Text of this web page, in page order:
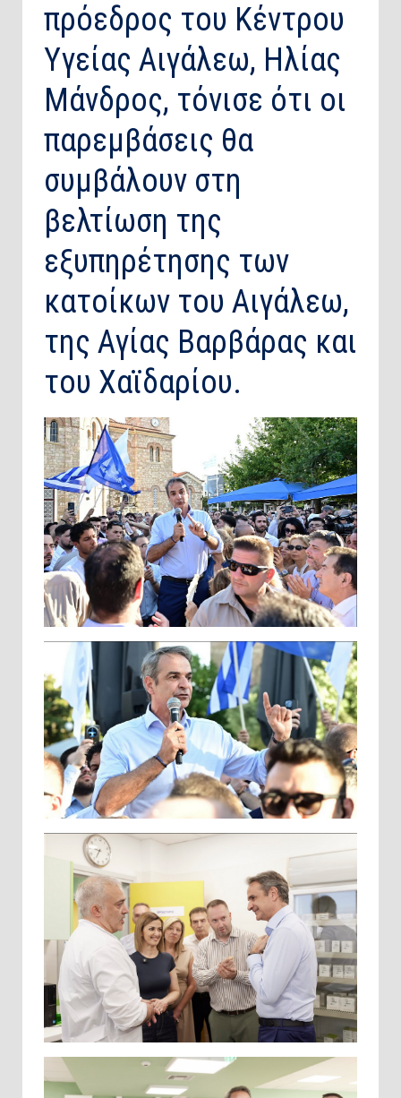
πρόεδρος του Κέντρου
Υγείας Αιγάλεω, Ηλίας
Μάνδρος, τόνισε ότι οι
παρεμβάσεις θα
συμβάλουν στη
βελτίωση της
εξυπηρέτησης των
κατοίκων του Αιγάλεω,
της Αγίας Βαρβάρας και
του Χαϊδαρίου.